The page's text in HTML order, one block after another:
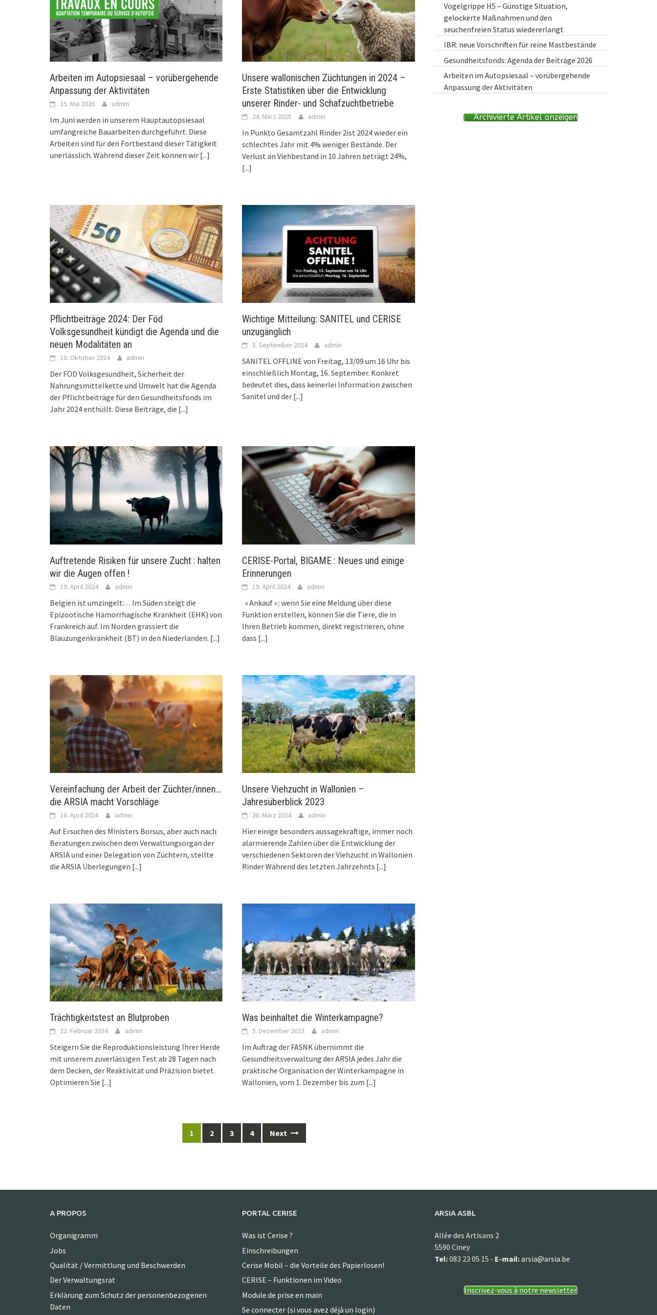
Arbeiten im Autopsiesaal – vorübergehende
Anpassung der Aktivitäten
15. Mai 2026 admin
Im Juni werden in unserem Hauptautopsiesaal
umfangreiche Bauarbeiten durchgeführt. Diese
Arbeiten sind für den Fortbestand dieser Tätigkeit
unerlässlich. Während dieser Zeit können wir [...]
Unsere wallonischen Züchtungen in 2024 –
Erste Statistiken über die Entwicklung
unserer Rinder- und Schafzuchtbetriebe
24. März 2025 admin
In Punkto Gesamtzahl Rinder 2ist 2024 wieder ein
schlechtes Jahr mit 4% weniger Bestände. Der
Verlust an Viehbestand in 10 Jahren beträgt 24%,
[...]
Pflichtbeiträge 2024: Der Föd
Volksgesundheit kündigt die Agenda und die
neuen Modalitäten an
10. Oktober 2024 admin
Der FÖD Volksgesundheit, Sicherheit der
Nahrungsmittelkette und Umwelt hat die Agenda
der Pflichtbeiträge für den Gesundheitsfonds im
Jahr 2024 enthüllt. Diese Beiträge, die [...]
Wichtige Mitteilung: SANITEL und CERISE
unzugänglich
5. September 2024 admin
SANITEL OFFLINE von Freitag, 13/09 um 16 Uhr bis
einschließlich Montag, 16. September. Konkret
bedeutet dies, dass keinerlei Information zwischen
Sanitel und der [...]
Auftretende Risiken für unsere Zucht : halten
wir die Augen offen !
19. April 2024 admin
Belgien ist umzingelt… Im Süden steigt die
Epizootische Hämorrhagische Krankheit (EHK) von
Frankreich auf. Im Norden grassiert die
Blauzungenkrankheit (BT) in den Niederlanden. [...]
CERISE-Portal, BIGAME : Neues und einige
Erinnerungen
19. April 2024 admin
« Ankauf » : wenn Sie eine Meldung über diese
Funktion erstellen, können Sie die Tiere, die in
Ihren Betrieb kommen, direkt registrieren, ohne
dass [...]
Vereinfachung der Arbeit der Züchter/innen…
die ARSIA macht Vorschläge
16. April 2024 admin
Auf Ersuchen des Ministers Borsus, aber auch nach
Beratungen zwischen dem Verwaltungsorgan der
ARSIA und einer Delegation von Züchtern, stellte
die ARSIA Überlegungen [...]
Unsere Viehzucht in Wallonien –
Jahresüberblick 2023
26. März 2024 admin
Hier einige besonders aussagekräftige, immer noch
alarmierende Zahlen über die Entwicklung der
verschiedenen Sektoren der Viehzucht in Wallonien
Rinder Während des letzten Jahrzehnts [...]
Trächtigkeitstest an Blutproben
22. Februar 2024 admin
Steigern Sie die Reproduktionsleistung Ihrer Herde
mit unserem zuverlässigen Test ab 28 Tagen nach
dem Decken, der Reaktivität und Präzision bietet.
Optimieren Sie [...]
Was beinhaltet die Winterkampagne?
5. Dezember 2023 admin
Im Auftrag der FASNK übernimmt die
Gesundheitsverwaltung der ARSIA jedes Jahr die
praktische Organisation der Winterkampagne in
Wallonien, vom 1. Dezember bis zum [...]
1 2 3 4 Next
Vogelgrippe H5 – Günstige Situation,
gelockerte Maßnahmen und den
seuchenfreien Status wiedererlangt
IBR: neue Vorschriften für reine Mastbestände
Gesundheitsfonds: Agenda der Beiträge 2026
Arbeiten im Autopsiesaal – vorübergehende
Anpassung der Aktivitäten
Archivierte Artikel anzeigen
A PROPOS
Organigramm
Jobs
Qualität / Vermittlung und Beschwerden
Der Verwaltungsrat
Erklärung zum Schutz der personenbezogenen
Daten
PORTAL CERISE
Was ist Cerise ?
Einschreibungen
Cerise Mobil – die Vorteile des Papierlosen!
CERISE – Funktionen im Video
Module de prise en main
Se connecter (si vous avez déjà un login)
ARSIA ASBL
Allée des Artisans 2
5590 Ciney
Tel:083 23 05 15 - E-mail:arsia@arsia.be
Inscrivez-vous à notre newsletter